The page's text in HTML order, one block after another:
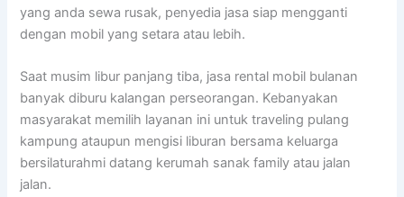
yang anda sewa rusak, penyedia jasa siap mengganti
dengan mobil yang setara atau lebih.
Saat musim libur panjang tiba, jasa rental mobil bulanan
banyak diburu kalangan perseorangan. Kebanyakan
masyarakat memilih layanan ini untuk traveling pulang
kampung ataupun mengisi liburan bersama keluarga
bersilaturahmi datang kerumah sanak family atau jalan
jalan.